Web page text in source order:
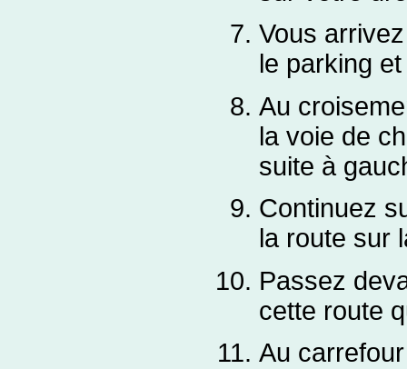
Vous
le parking
Au
la voie de
suite à
Continuez
la route sur
Passez
cette route
Au